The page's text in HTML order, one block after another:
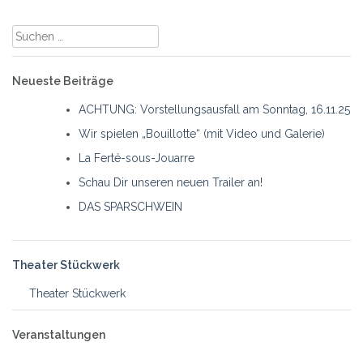
Suche
nach:
Neueste Beiträge
ACHTUNG: Vorstellungsausfall am Sonntag, 16.11.25
Wir spielen „Bouillotte“ (mit Video und Galerie)
La Ferté-sous-Jouarre
Schau Dir unseren neuen Trailer an!
DAS SPARSCHWEIN
Theater Stückwerk
Theater Stückwerk
Veranstaltungen